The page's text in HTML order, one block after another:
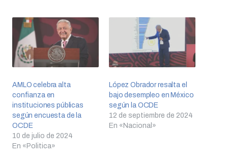
AMLO celebra alta
confianza en
instituciones públicas
según encuesta de la
OCDE
10 de julio de 2024
En «Politica»
López Obrador resalta el
bajo desempleo en México
según la OCDE
12 de septiembre de 2024
En «Nacional»